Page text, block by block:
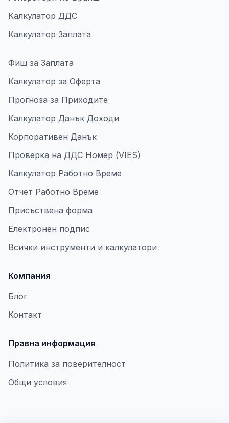
Калкулатор ДДС
Калкулатор Заплата
Фиш за Заплата
Калкулатор за Оферта
Прогноза за Приходите
Калкулатор Данък Доходи
Корпоративен Данък
Проверка на ДДС Номер (VIES)
Калкулатор Работно Време
Отчет Работно Време
Присъствена форма
Електронен подпис
Всички инструменти и калкулатори
Компания
Блог
Контакт
Правна информация
Политика за поверителност
Общи условия